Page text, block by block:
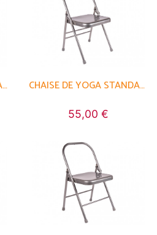
CHAISE DE YOGA STANDARD 1 BARRE CHAISE DE YOGA STANDARD 1 BARRE
55,00 €